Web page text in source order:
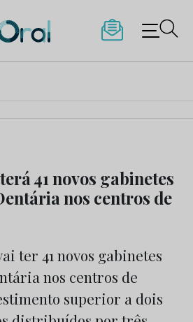
41 novos gabinetes
nos centros de
ter 41 novos gabinetes
nos centros de
superior a dois